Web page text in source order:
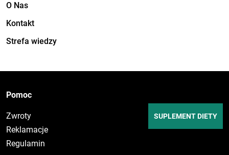
O Nas
Kontakt
Strefa wiedzy
SUPLEMENT DIETY
Pomoc
Zwroty
Reklamacje
Regulamin